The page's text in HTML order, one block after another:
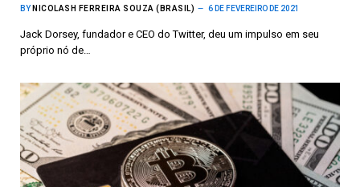
BY NICOLASH FERREIRA SOUZA (BRASIL) 6 DE FEVEREIRO DE 2021
Jack Dorsey, fundador e CEO do Twitter, deu um impulso em seu
próprio nó de…